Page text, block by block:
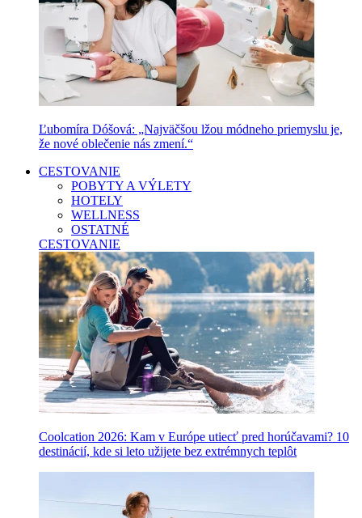
Ľubomíra Dóšová: „Najväčšou lžou módneho priemyslu je,
že nové oblečenie nás zmení.“
CESTOVANIE
POBYTY A VÝLETY
HOTELY
WELLNESS
OSTATNÉ
CESTOVANIE
Coolcation 2026: Kam v Európe utiecť pred horúčavami? 10
destinácií, kde si leto užijete bez extrémnych teplôt